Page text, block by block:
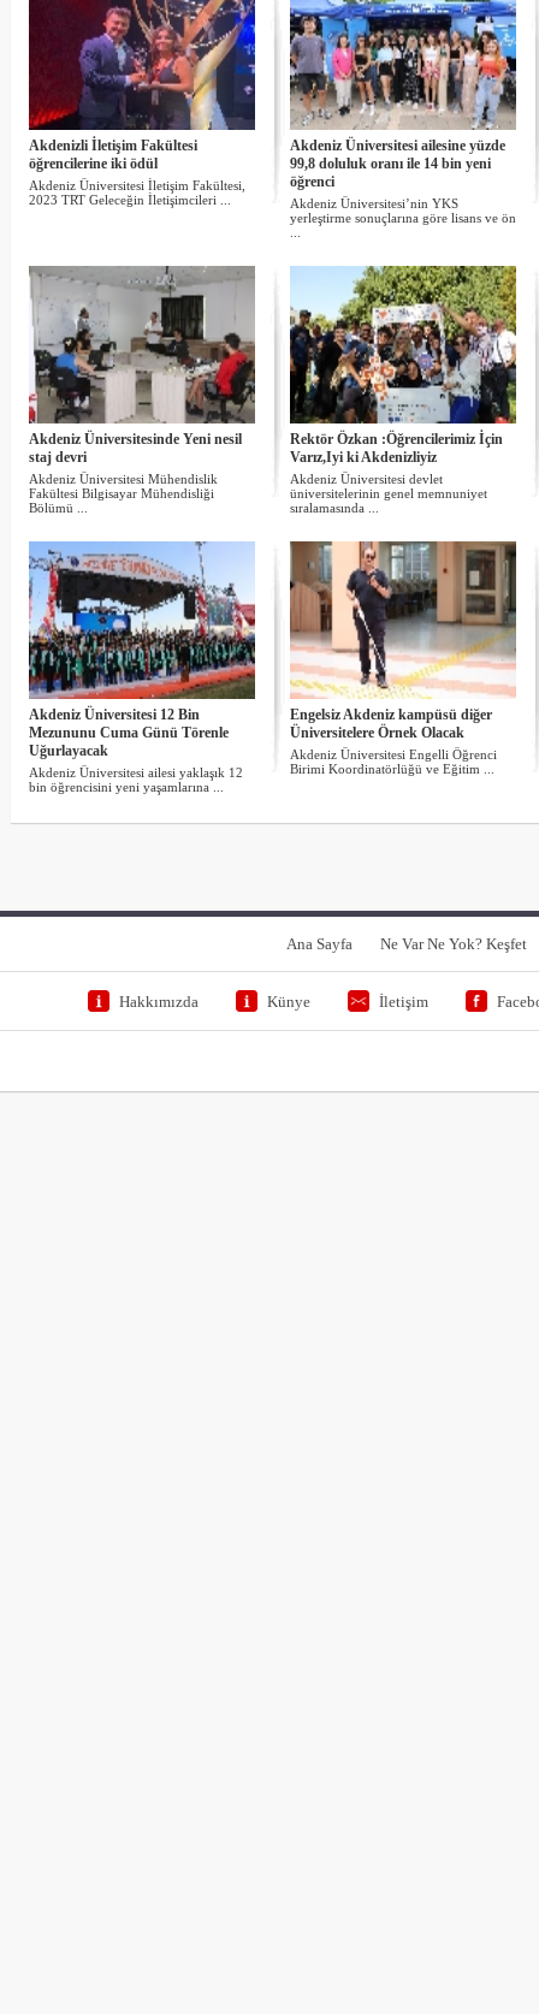
Akdenizli İletişim Fakültesi
öğrencilerine iki ödül
Akdeniz Üniversitesi İletişim Fakültesi,
2023 TRT Geleceğin İletişimcileri ...
Akdeniz Üniversitesi ailesine yüzde
99,8 doluluk oranı ile 14 bin yeni
öğrenci
Akdeniz Üniversitesi’nin YKS
yerleştirme sonuçlarına göre lisans ve ön
Akdeniz Üniversitesinde Yeni nesil
staj devri
Akdeniz Üniversitesi Mühendislik
Fakültesi Bilgisayar Mühendisliği
Bölümü ...
Rektör Özkan :Öğrencilerimiz İçin
Varız,Iyi ki Akdenizliyiz
Akdeniz Üniversitesi devlet
üniversitelerinin genel memnuniyet
sıralamasında ...
Akdeniz Üniversitesi 12 Bin
Mezununu Cuma Günü Törenle
Uğurlayacak
Akdeniz Üniversitesi ailesi yaklaşık 12
bin öğrencisini yeni yaşamlarına ...
Engelsiz Akdeniz kampüsü diğer
Üniversitelere Örnek Olacak
Akdeniz Üniversitesi Engelli Öğrenci
Birimi Koordinatörlüğü ve Eğitim ...
Ana Sayfa Ne Var Ne Yok? Keşfet
Hakkımızda Künye İletişim